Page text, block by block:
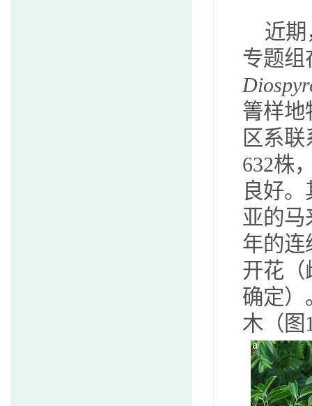
近
专题组
箐样地
区系
632株
良好
亚的马
年的连
开花（
确定）
木（图